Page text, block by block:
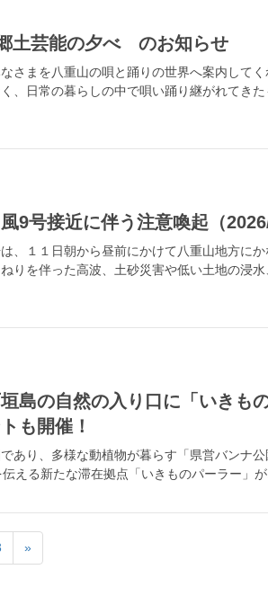
土芸能の夕べ のお知らせ
さまを八重山の唄と踊りの世界へ案内して
、日常の暮らしの中で唄い踊り継がれてき
9号接近に伴う注意喚起（
、１１日朝から昼前にかけて八重山地方に
りを伴った高波、土砂災害や低い土地の浸
垣島の自然の入り口に「いきも
も開催！
あり、多様な動植物が暮らす「県営バンナ
える新たな滞在拠点「いきものパーラー」
»